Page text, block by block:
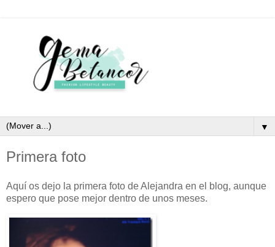
▼
Primera foto
Aquí os dejo la primera foto de Alejandra en el blog, aunque
espero que pose mejor dentro de unos meses.